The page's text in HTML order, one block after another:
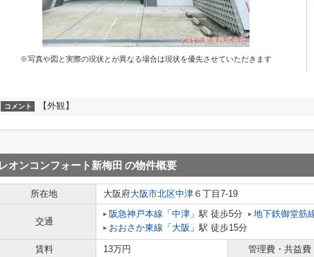
※写真や図と実際の現状とが異なる場合は現状を優先させていただきます
コメント 【外観】
レオンコンフォート新梅田 の物件概要
所在地 大阪府大阪市北区中津 ６丁目7-19
交通
阪急神戸本線 「 中津 」駅 徒歩5分 地下鉄御堂筋
おおさか東線 「 大阪 」駅 徒歩15分
賃料 13万円 管理費・共益費